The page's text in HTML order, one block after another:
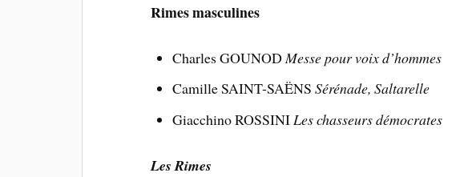
Rimes masculines
Charles GOUNOD Messe pour voix d’hommes
Camille SAINT-SAËNSSérénade, Saltarelle
Giacchino ROSSINILes chasseurs démocrates
Les Rimes